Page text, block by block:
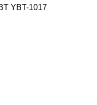
YBT-1017